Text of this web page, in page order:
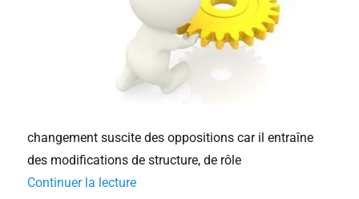
changement suscite des oppositions car il entraîne
des modifications de structure, de rôle
Continuer la lecture